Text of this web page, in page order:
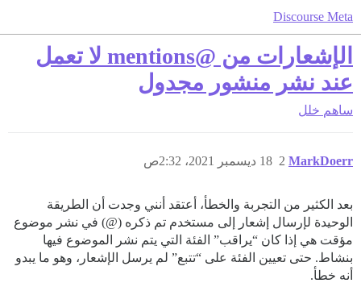
Discourse Meta
الإشعارات من @mentions لا تعمل
عند نشر منشور مجدول
ساهم خلل
MarkDoerr 18 ديسمبر 2021، 2:32ص 2
بعد الكثير من التجربة والخطأ، أعتقد أنني وجدت أن الطريقة
الوحيدة لإرسال إشعار إلى مستخدم تم ذكره (@) في نشر موضوع
مؤقت هي إذا كان “يراقب” الفئة التي يتم نشر الموضوع فيها
بنشاط. حتى تعيين الفئة على “تتبع” لم يرسل الإشعار، وهو ما يبدو
أنه خطأ.